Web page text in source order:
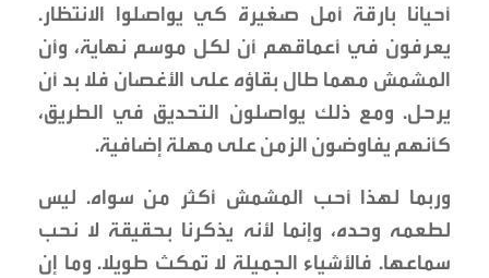
أحيانا بارقة أمل صغيرة كي يواصلوا الانتظار.
يعرفون في أعماقهم أن لكل موسم نهاية، وأن
المشمش مهما طال بقاؤه على الأغصان فلا بد أن
يرحل. ومع ذلك يواصلون التحديق في الطريق،
كأنهم يفاوضون الزمن على مهلة إضافية.
وربما لهذا أحب المشمش أكثر من سواه. ليس
لطعمه وحده، وإنما لأنه يذكرنا بحقيقة لا نحب
سماعها. فالأشياء الجميلة لا تمكث طويلا. وما إن